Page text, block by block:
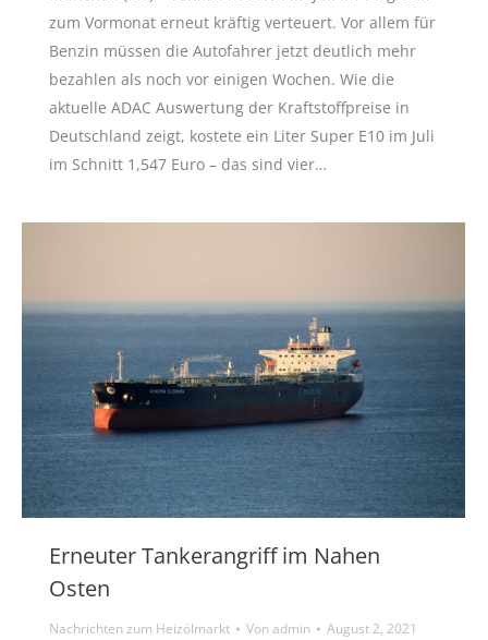
zum Vormonat erneut kräftig verteuert. Vor allem für
Benzin müssen die Autofahrer jetzt deutlich mehr
bezahlen als noch vor einigen Wochen. Wie die
aktuelle ADAC Auswertung der Kraftstoffpreise in
Deutschland zeigt, kostete ein Liter Super E10 im Juli
im Schnitt 1,547 Euro – das sind vier…
Erneuter Tankerangriff im Nahen
Osten
Nachrichten zum Heizölmarkt Vonadmin August 2, 2021